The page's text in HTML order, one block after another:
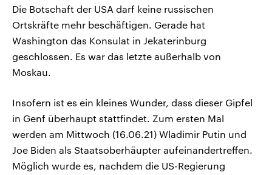
Die Botschaft der USA darf keine russischen
Ortskräfte mehr beschäftigen. Gerade hat
Washington das Konsulat in Jekaterinburg
geschlossen. Es war das letzte außerhalb von
Moskau.
Insofern ist es ein kleines Wunder, dass dieser Gipfel
in Genf überhaupt stattfindet. Zum ersten Mal
werden am Mittwoch (16.06.21) Wladimir Putin und
Joe Biden als Staatsoberhäupter aufeinandertreffen.
Möglich wurde es, nachdem die US-Regierung